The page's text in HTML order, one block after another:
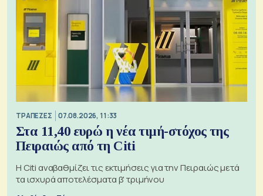
ΤΡΑΠΕΖΕΣ 07.08.2026, 11:33
Στα 11,40 ευρώ η νέα τιμή-στόχος της
Πειραιώς από τη Citi
Η Citi αναβαθμίζει τις εκτιμήσεις για την Πειραιώς μετά
τα ισχυρά αποτελέσματα β' τριμήνου